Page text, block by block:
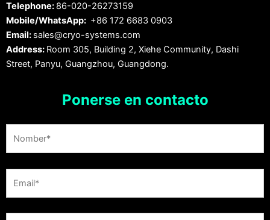
Telephone: 86-020-26273159
Mobile/WhatsApp: +86 172 6683 0903
Email: sales@cryo-systems.com
Address: Room 305, Building 2, Xiehe Community, Dashi
Street, Panyu, Guangzhou, Guangdong.
Ponerse en contacto